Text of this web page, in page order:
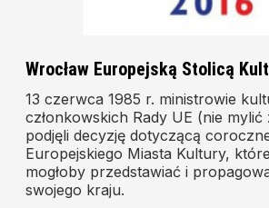
Wrocław Europejską Stolicą
13 czerwca 1985 r. ministrowie
członkowskich Rady UE (nie mylić
podjęli decyzję dotyczącą
Europejskiego Miasta Kultury,
mogłoby przedstawiać i
swojego kraju.